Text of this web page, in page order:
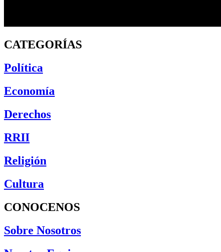
CATEGORÍAS
Política
Economía
Derechos
RRII
Religión
Cultura
CONOCENOS
Sobre Nosotros